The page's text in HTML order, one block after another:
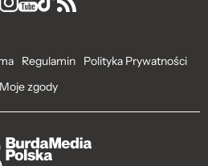
Regulamin
Polityka Prywatności
Moje zgody